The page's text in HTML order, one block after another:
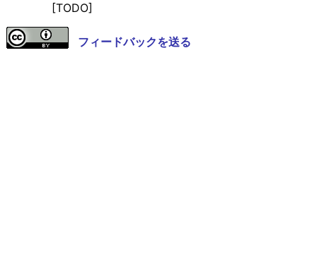
[TODO]
フィードバックを送る